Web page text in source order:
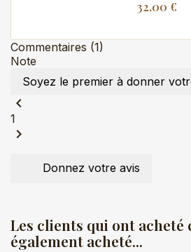
32,00 €
Commentaires (1)
Note
Soyez le premier à donner
chevron_left
1
chevron_right
Donnez votre avis
Les clients qui ont acheté
également acheté...